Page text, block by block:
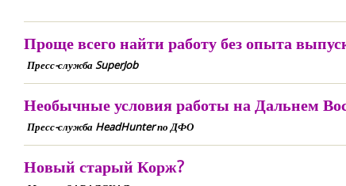
Проще всего найти работу без опыта
Пресс-служба SuperJob
Необычные условия работы на Дальнем
Пресс-служба HeadHunter по ДФО
Новый старый Корж?